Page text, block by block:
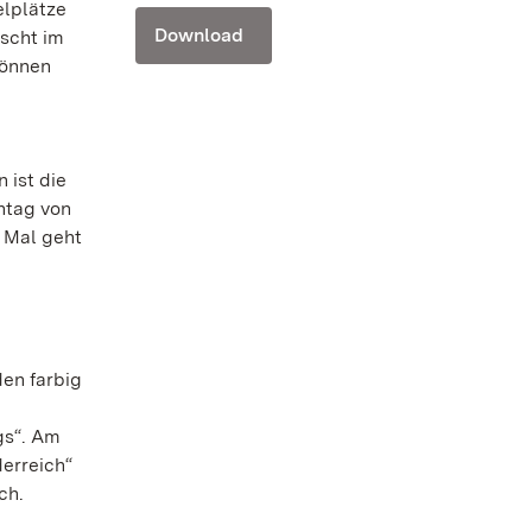
im
ist die
von
Mal geht
farbig
Am
Download